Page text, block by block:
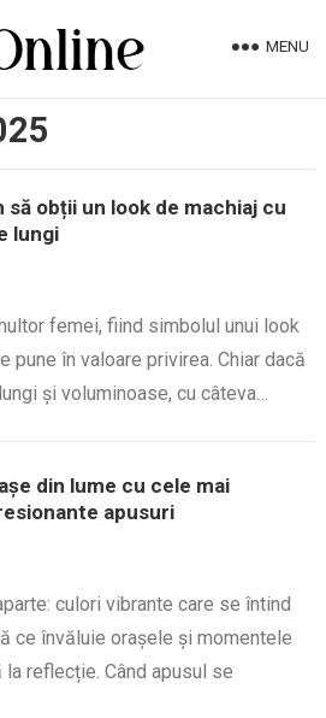
MENU
să obții un look de machiaj cu
lungi
femei, fiind simbolul unui look
pune în valoare privirea. Chiar dacă
și voluminoase, cu câteva…
din lume cu cele mai
apusuri
culori vibrante care se întind
ce învăluie orașele și momentele
reflecție. Când apusul se